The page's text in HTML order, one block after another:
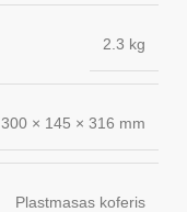
2.3 kg
300 × 145 × 316 mm
Plastmasas koferis